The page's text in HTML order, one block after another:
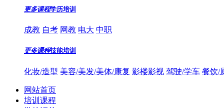
更多课程学历培训
成教 自考 网教 电大 中职
更多课程技能培训
化妆/造型 美容/美发/美体/康复 影楼影视 驾驶/学车 餐饮/
网站首页
培训课程